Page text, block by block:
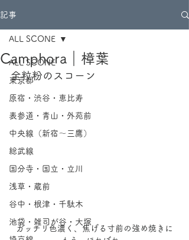
記事
ALL SCONE
東京都
原宿・渋谷・恵比寿
表参道・青山・外苑前
中央線（新宿～三鷹）
総武線
国分寺・国立・立川
浅草・蔵前
谷中・根津・千駄木
池袋・雑司が谷・大塚
ALL SCONE
Camphora｜樟葉
全粒粉のスコーン
ガッチリ色濃く、焦げる寸前の強め焼きに